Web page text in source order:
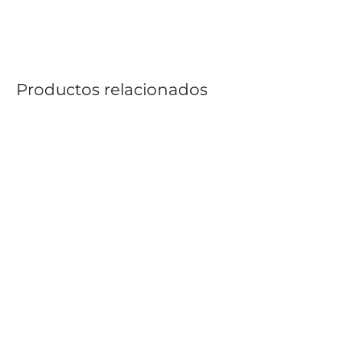
Productos relacionados